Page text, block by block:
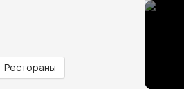
Рестораны